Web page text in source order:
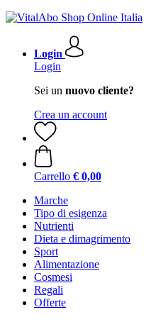
Login
Login
Sei un nuovo cliente?
Crea un account
Carrello € 0,00
Marche
Tipo di esigenza
Nutrienti
Dieta e dimagrimento
Sport
Alimentazione
Cosmesi
Regali
Offerte